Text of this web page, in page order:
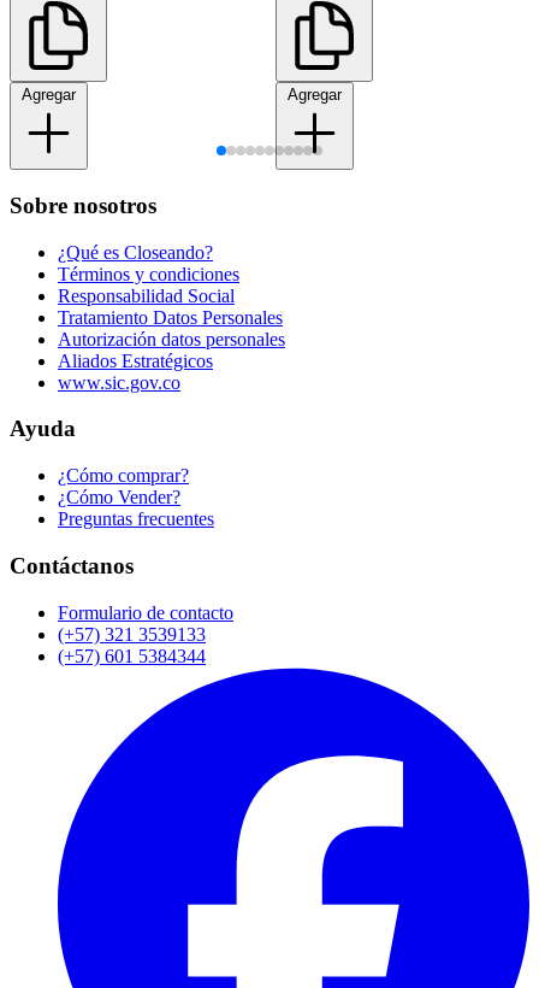
Agregar Agregar
Sobre nosotros
¿Qué es Closeando?
Términos y condiciones
Responsabilidad Social
Tratamiento Datos Personales
Autorización datos personales
Aliados Estratégicos
www.sic.gov.co
Ayuda
¿Cómo comprar?
¿Cómo Vender?
Preguntas frecuentes
Contáctanos
Formulario de contacto
(+57) 321 3539133
(+57) 601 5384344